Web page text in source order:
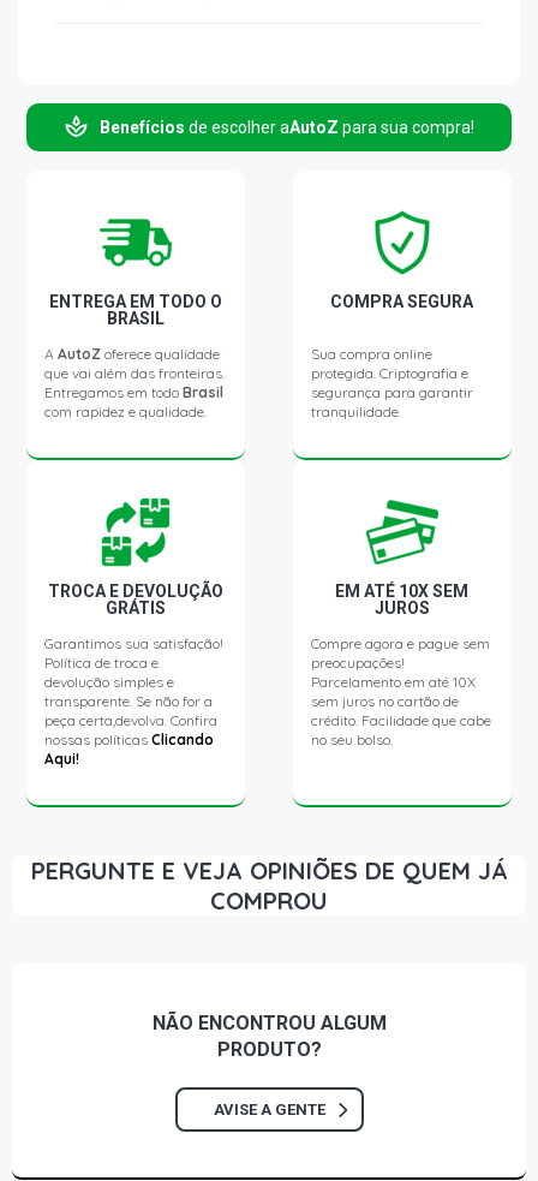
Benefícios de escolher aAutoZ para sua compra!
ENTREGA EM TODO O
BRASIL
AAutoZ oferece qualidade
que vai além das fronteiras.
Entregamos em todoBrasil
com rapidez e qualidade.
COMPRA SEGURA
Sua compra online
protegida. Criptografia e
segurança para garantir
tranquilidade.
TROCA E DEVOLUÇÃO
GRÁTIS
Garantimos sua satisfação!
Política de troca e
devolução simples e
transparente. Se não for a
peça certa,devolva. Confira
nossas políticasClicando
Aqui!
EM ATÉ 10X SEM
JUROS
Compre agora e pague sem
preocupações!
Parcelamento em até 10X
sem juros no cartão de
crédito. Facilidade que cabe
no seu bolso.
PERGUNTE E VEJA OPINIÕES DE QUEM JÁ
COMPROU
NÃO ENCONTROU ALGUM
PRODUTO?
AVISE A GENTE